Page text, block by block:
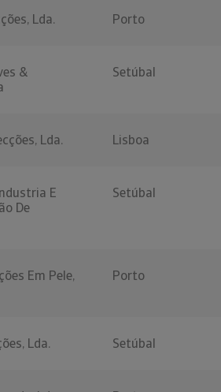
Lda. Porto
&
Setúbal
Lda. Lisboa
E
De
Setúbal
Em Pele,
Porto
Lda. Setúbal